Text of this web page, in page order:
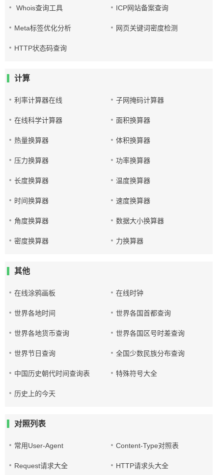
Whois查询工具 ICP网站备案查询
Meta标签优化分析 网页关键词密度检测
HTTP状态码查询
计算
利率计算器在线 子网掩码计算器
在线科学计算器 面积换算器
热量换算器 体积换算器
压力换算器 功率换算器
长度换算器 温度换算器
时间换算器 速度换算器
角度换算器 数据大小换算器
密度换算器 力换算器
其他
在线涂鸦画板 在线时钟
世界各地时间 世界各国首都查询
世界各地货币查询 世界各国区号时差查询
世界节日查询 全国少数民族分布查询
中国历史朝代时间查询表 特殊符号大全
历史上的今天
对照列表
常用User-Agent Content-Type对照表
Request请求大全 HTTP请求头大全